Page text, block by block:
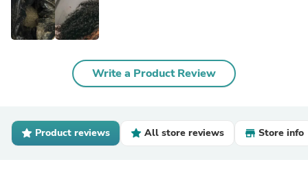
Write a Product Review
Product reviews All store reviews Store info